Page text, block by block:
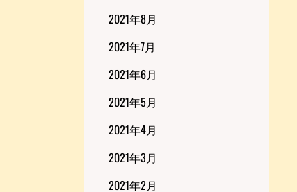
2021年8月
2021年7月
2021年6月
2021年5月
2021年4月
2021年3月
2021年2月